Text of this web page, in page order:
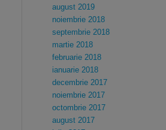
august 2019
noiembrie 2018
septembrie 2018
martie 2018
februarie 2018
ianuarie 2018
decembrie 2017
noiembrie 2017
octombrie 2017
august 2017